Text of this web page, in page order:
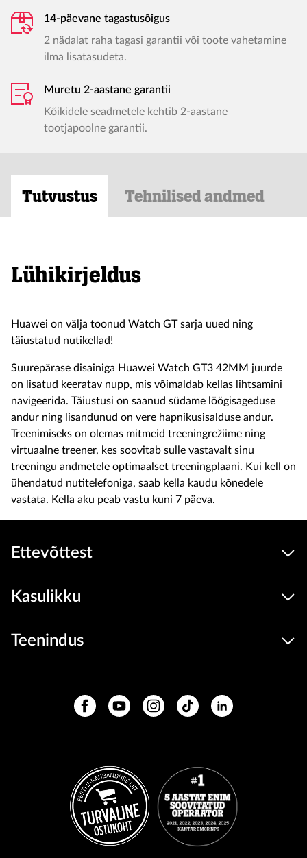
14-päevane tagastusõigus
2 nädalat raha tagasi garantii või toote vahetamine
ilma lisatasudeta.
Muretu 2-aastane garantii
Kõikidele seadmetele kehtib 2-aastane
tootjapoolne garantii.
Tutvustus Tehnilised andmed
Lühikirjeldus
Huawei on välja toonud Watch GT sarja uued ning
täiustatud nutikellad!
Suurepärase disainiga Huawei Watch GT3 42MM juurde
on lisatud keeratav nupp, mis võimaldab kellas lihtsamini
navigeerida. Täiustusi on saanud südame löögisageduse
andur ning lisandunud on vere hapnikusisalduse andur.
Treenimiseks on olemas mitmeid treeningrežiime ning
virtuaalne treener, kes soovitab sulle vastavalt sinu
treeningu andmetele optimaalset treeningplaani. Kui kell on
ühendatud nutitelefoniga, saab kella kaudu kõnedele
vastata. Kella aku peab vastu kuni 7 päeva.
Ettevõttest
Kasulikku
Teenindus